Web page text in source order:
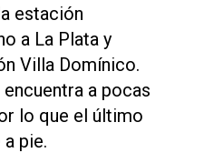
estación
a La Plata y
Villa Domínico.
a pocas
lo que el último
pie.